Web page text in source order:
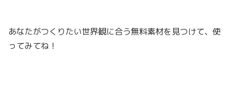
あなたがつくりたい世界観に合う無料素材を見つけて、使
ってみてね！